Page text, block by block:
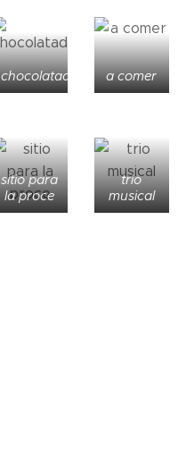
chocolatada a comer
sitio para
la proce
trio
musical